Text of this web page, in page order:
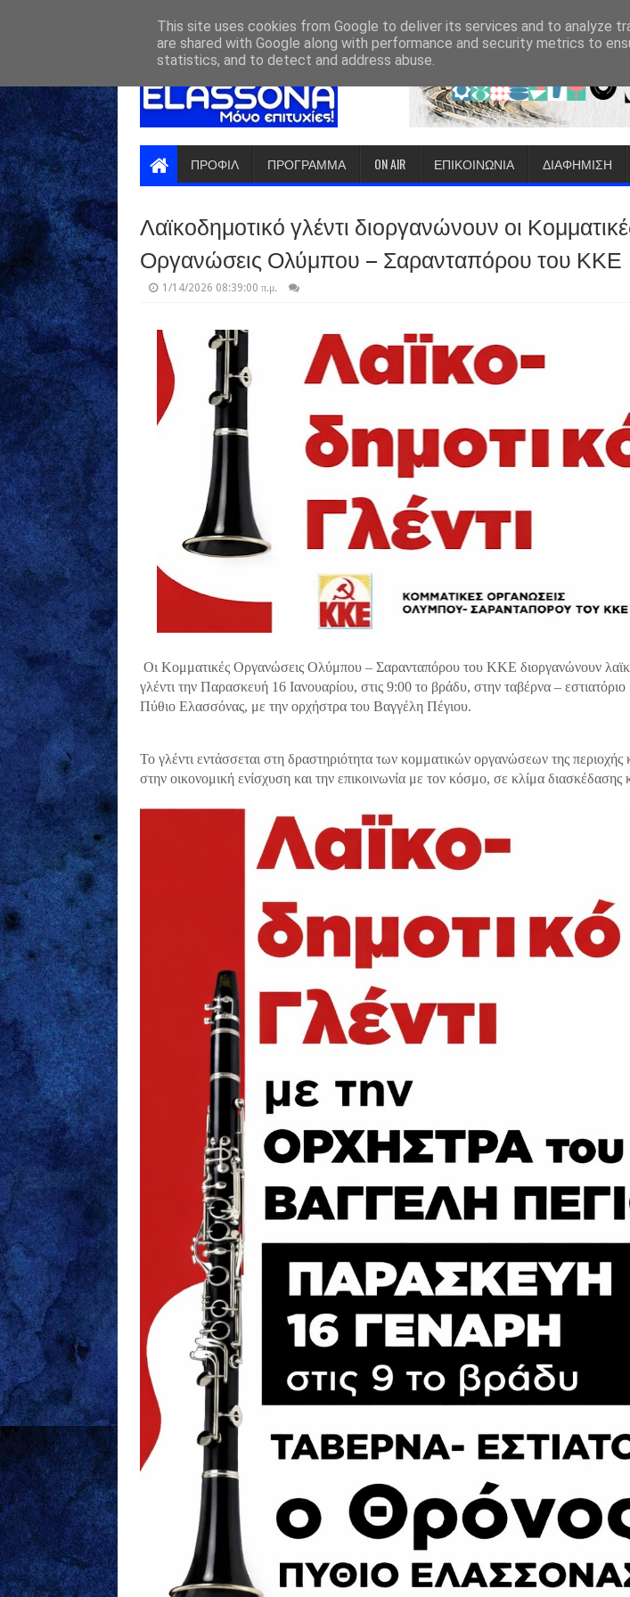
ΠΡΟΦΙΛ ΠΡΟΓΡΑΜΜΑ ON AIR ΕΠΙΚΟΙΝΩΝΙΑ ΔΙΑΦΗΜΙΣΗ
Λαϊκοδημοτικό γλέντι διοργανώνουν οι
Οργανώσεις Ολύμπου – Σαρανταπόρου του ΚΚΕ
1/14/2026 08:39:00 π.μ.
Οι Κομματικές Οργανώσεις Ολύμπου – Σαρανταπόρου του ΚΚΕ διοργανώνουν
γλέντι την Παρασκευή 16 Ιανουαρίου, στις 9:00 το βράδυ, στην ταβέρνα – εστιατόριο
Πύθιο Ελασσόνας, με την ορχήστρα του Βαγγέλη Πέγιου.
Το γλέντι εντάσσεται στη δραστηριότητα των κομματικών οργανώσεων της περιοχής
στην οικονομική ενίσχυση και την επικοινωνία με τον κόσμο, σε κλίμα διασκέδασης
This site uses cookies from Google to deliver its services and to analyze
are shared with Google along with performance and security metrics to
statistics, and to detect and address abuse.